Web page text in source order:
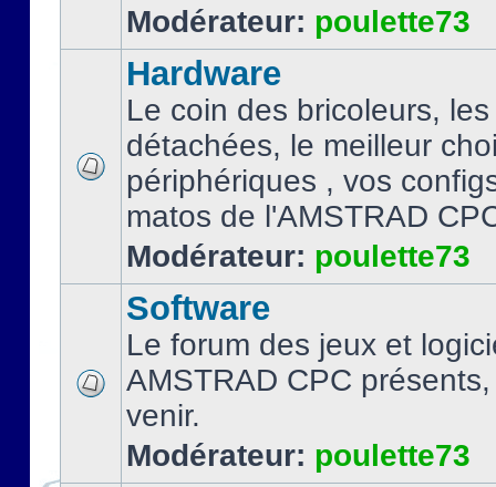
Modérateur: poulette73
Hardware
Le coin des bricoleurs,
détachées, le meilleur
périphériques , vos
matos de l'AMSTRAD
Modérateur: poulette73
Software
Le forum des jeux et
AMSTRAD CPC
venir.
Modérateur: poulette73